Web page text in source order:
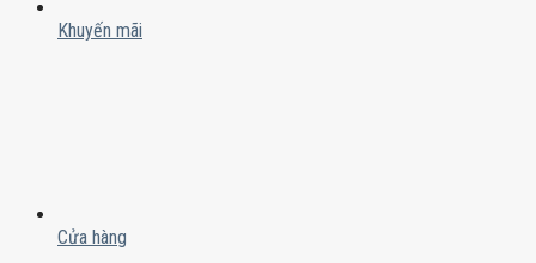
Khuyến mãi
Cửa hàng